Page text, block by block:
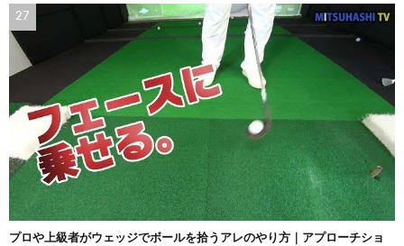
プロや上級者がウェッジでボールを拾うアレのやり方｜アプローチショ